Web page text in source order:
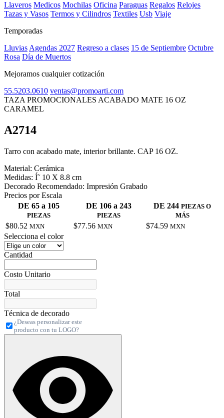
Llaveros Medicos Mochilas Oficina Paraguas Regalos Relojes
Tazas y Vasos Termos y Cilindros Textiles Usb Viaje
Temporadas
Lluvias Agendas 2027 Regreso a clases 15 de Septiembre Octubre
Rosa Día de Muertos
Mejoramos cualquier cotización
55.5203.0610 ventas@promoarti.com
TAZA PROMOCIONALES ACABADO MATE 16 OZ
CARAMEL
A2714
Tarro con acabado mate, interior brillante. CAP 16 OZ.
Material: Cerámica
Medidas: Í˜ 10 X 8.8 cm
Decorado Recomendado: Impresión Grabado
Precios por Escala
DE 65 a 105
PIEZAS
DE 106 a 243
PIEZAS
DE 244 PIEZAS O
MÁS
$80.52 MXN $77.56 MXN $74.59 MXN
Selecciona el color
Cantidad
Costo Unitario
Total
Técnica de decorado
¿Deseas personalizar este
producto con tu LOGO?